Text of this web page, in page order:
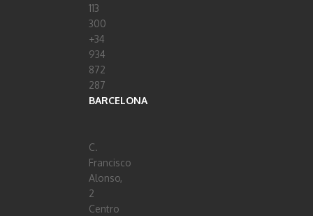
113
300
+34
934
872
287
BARCELONA
C.
Francisco
Alonso,
2
Centro